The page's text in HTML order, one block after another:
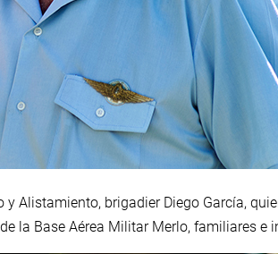
Alistamiento, brigadier Diego García,
la Base Aérea Militar Merlo, familiares e